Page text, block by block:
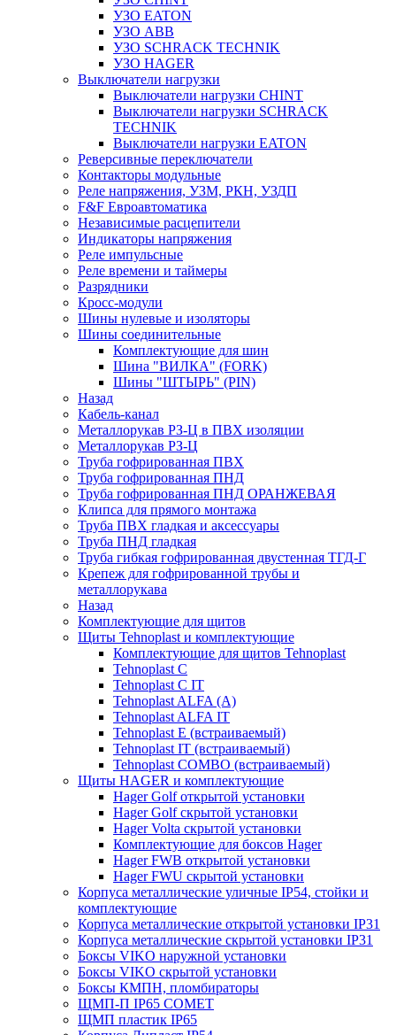
УЗО EATON
УЗО ABB
УЗО SCHRACK TECHNIK
УЗО HAGER
Выключатели нагрузки
Выключатели нагрузки CHINT
Выключатели нагрузки SCHRACK
TECHNIK
Выключатели нагрузки EATON
Реверсивные переключатели
Контакторы модульные
Реле напряжения, УЗМ, РКН, УЗДП
F&F Евроавтоматика
Независимые расцепители
Индикаторы напряжения
Реле импульсные
Реле времени и таймеры
Разрядники
Кросс-модули
Шины нулевые и изоляторы
Шины соединительные
Комплектующие для шин
Шина "ВИЛКА" (FORK)
Шины "ШТЫРЬ" (PIN)
Назад
Кабель-канал
Металлорукав РЗ-Ц в ПВХ изоляции
Металлорукав РЗ-Ц
Труба гофрированная ПВХ
Труба гофрированная ПНД
Труба гофрированная ПНД ОРАНЖЕВАЯ
Клипса для прямого монтажа
Труба ПВХ гладкая и аксессуары
Труба ПНД гладкая
Труба гибкая гофрированная двустенная ТГД-Г
Крепеж для гофрированной трубы и
металлорукава
Назад
Комплектующие для щитов
Щиты Tehnoplast и комплектующие
Комплектующие для щитов Tehnoplast
Tehnoplast C
Tehnoplast C IT
Tehnoplast ALFA (А)
Tehnoplast ALFA IT
Tehnoplast E (встраиваемый)
Tehnoplast IT (встраиваемый)
Tehnoplast COMBO (встраиваемый)
Щиты HAGER и комплектующие
Hager Golf открытой установки
Hager Golf скрытой установки
Hager Volta скрытой установки
Комплектующие для боксов Hager
Hager FWB открытой установки
Hager FWU скрытой установки
Корпуса металлические уличные IP54, стойки и
комплектующие
Корпуса металлические открытой установки IP31
Корпуса металлические скрытой установки IP31
Боксы VIKO наружной установки
Боксы VIKO скрытой установки
Боксы КМПН, пломбираторы
ЩМП-П IP65 COMET
ЩМП пластик IP65